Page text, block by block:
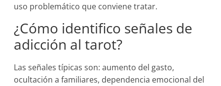
uso problemático que conviene tratar.
¿Cómo identifico señales de
adicción al tarot?
Las señales típicas son: aumento del gasto,
ocultación a familiares, dependencia emocional del